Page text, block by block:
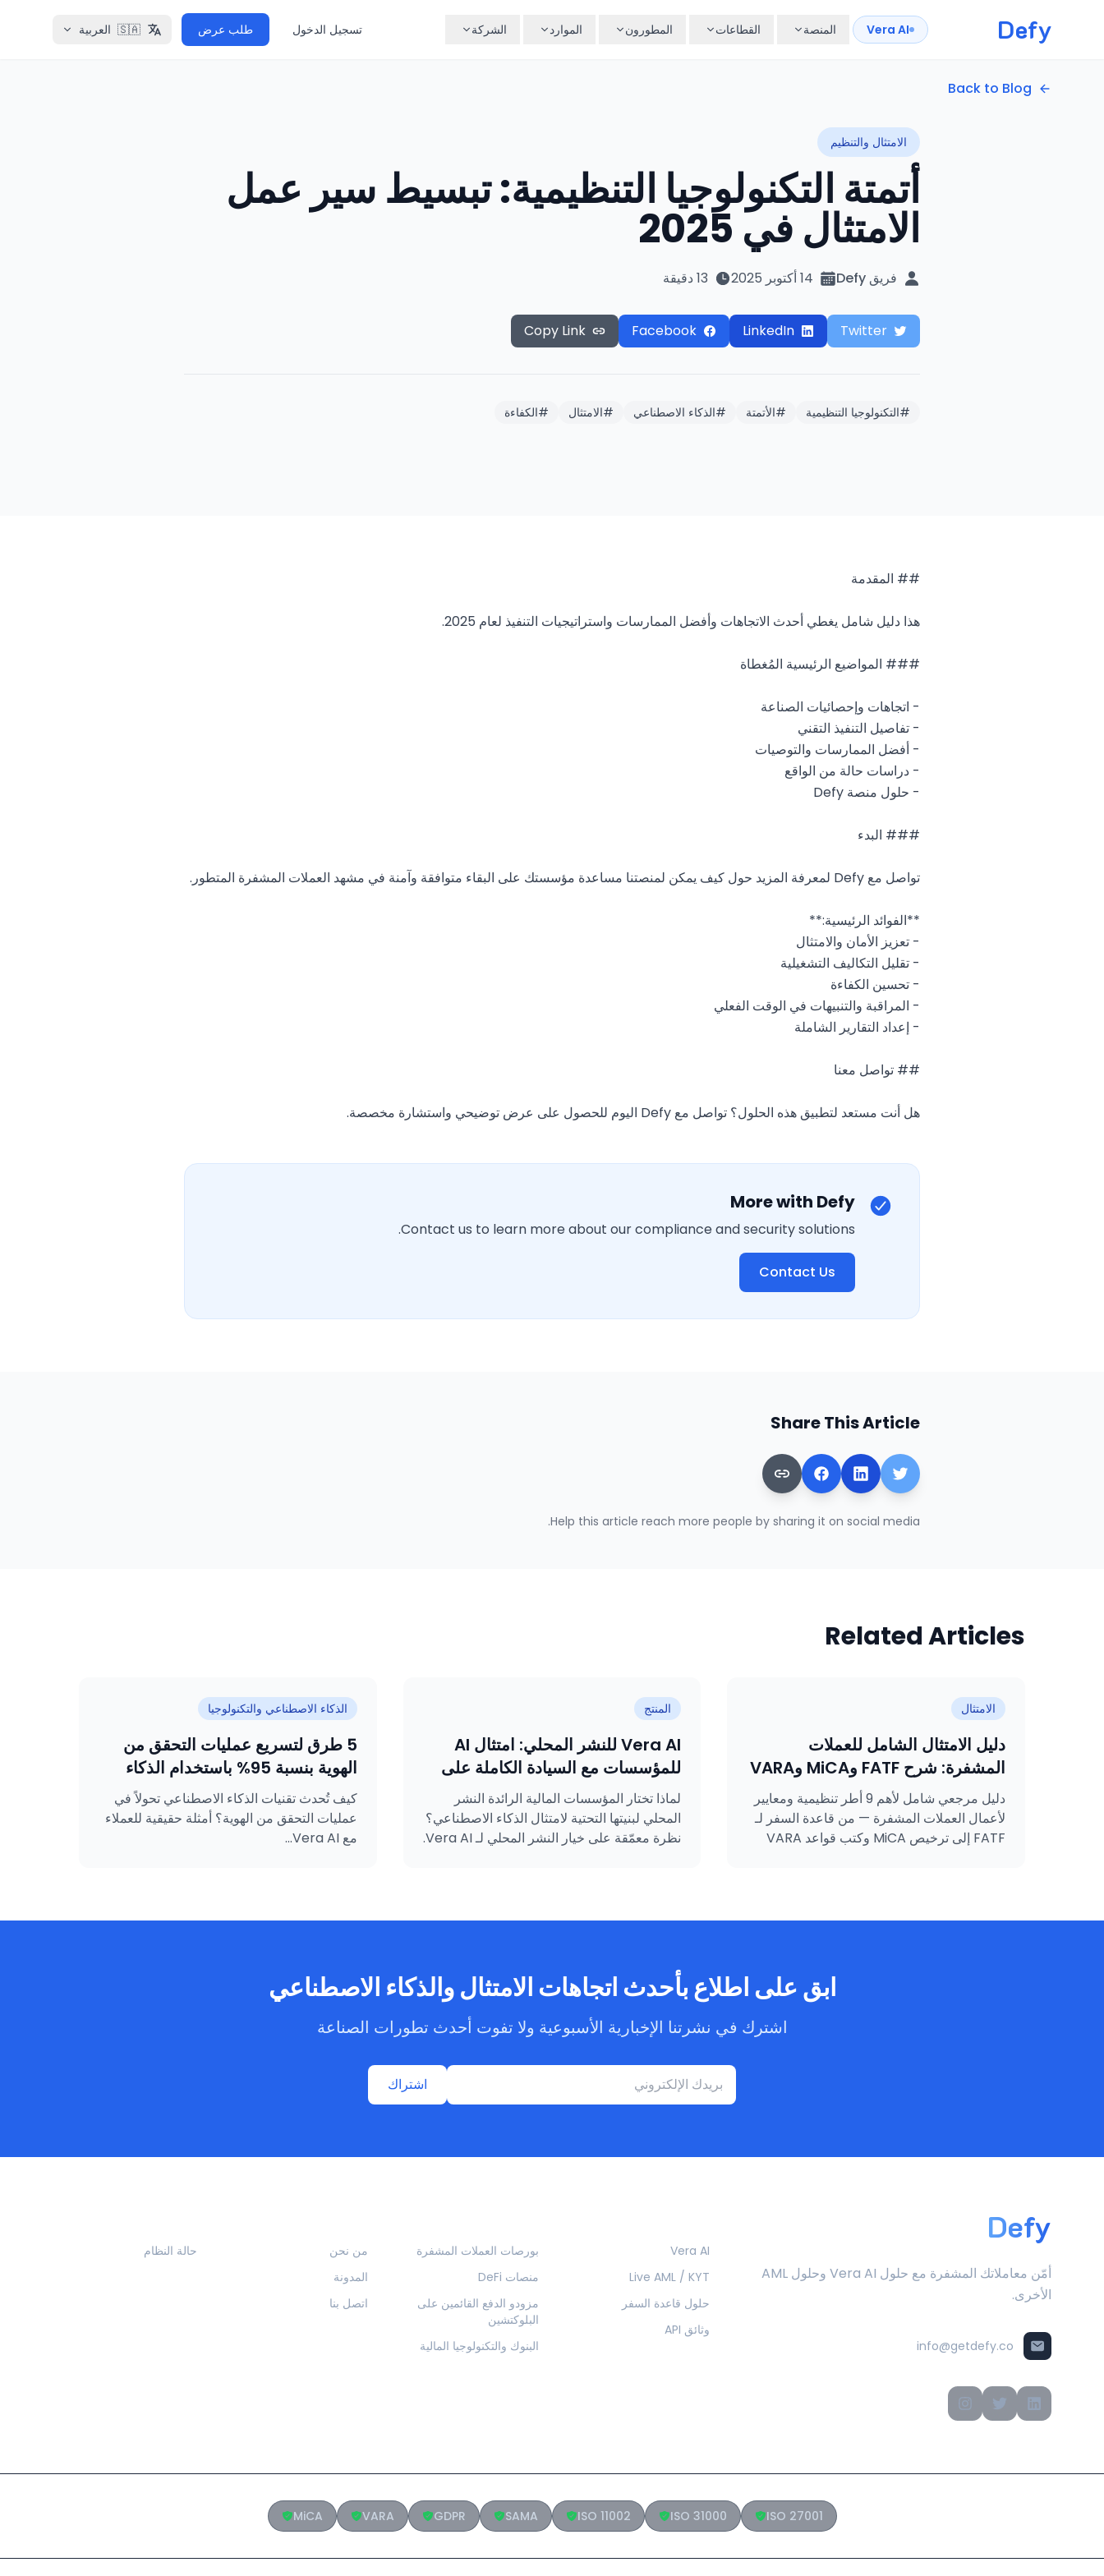
Defy
Vera AI المنصة القطاعات المطورون الموارد الشركة تسجيل الدخول طلب عرض 🇸🇦 العربية
Back to Blog
الامتثال والتنظيم
أتمتة التكنولوجيا التنظيمية: تبسيط سير عمل
الامتثال في 2025
فريق Defy 14 أكتوبر 2025 13 دقيقة
Twitter
LinkedIn
Facebook
Copy Link
#التكنولوجيا التنظيمية #الأتمتة #الذكاء الاصطناعي #الامتثال #الكفاءة
هل أنت مستعد لتطبيق هذه الحلول؟ تواصل مع Defy اليوم للحصول على عرض توضيحي واستشارة مخصصة.
More with Defy
Contact us to learn more about our compliance and security solutions.
Contact Us
Share This Article
Help this article reach more people by sharing it on social media.
Related Articles
الامتثال
دليل الامتثال الشامل للعملات
المشفرة: شرح FATF وMiCA وVARA
وSAMA وMASAK وGDPR وKVKK
وISO 27001 وISO 31000
دليل مرجعي شامل لأهم 9 أطر تنظيمية ومعايير
لأعمال العملات المشفرة — من قاعدة السفر لـ
FATF إلى ترخيص MiCA وكتب قواعد VARA
المنتج
Vera AI للنشر المحلي: امتثال AI
للمؤسسات مع السيادة الكاملة على
البيانات
لماذا تختار المؤسسات المالية الرائدة النشر
المحلي لبنيتها التحتية لامتثال الذكاء الاصطناعي؟
نظرة معمّقة على خيار النشر المحلي لـ Vera AI.
الذكاء الاصطناعي والتكنولوجيا
5 طرق لتسريع عمليات التحقق من
الهوية بنسبة 95% باستخدام الذكاء
الاصطناعي
كيف تُحدث تقنيات الذكاء الاصطناعي تحولاً في
عمليات التحقق من الهوية؟ أمثلة حقيقية للعملاء
مع Vera AI...
ابق على اطلاع بأحدث اتجاهات الامتثال والذكاء الاصطناعي
اشترك في نشرتنا الإخبارية الأسبوعية ولا تفوت أحدث تطورات الصناعة
اشتراك
Defy
أمّن معاملاتك المشفرة مع حلول Vera AI وحلول AML
الأخرى.
info@getdefy.co
Vera AI
Live AML / KYT
حلول قاعدة السفر
وثائق API
بورصات العملات المشفرة
منصات DeFi
مزودو الدفع القائمين على
البلوكتشين
البنوك والتكنولوجيا المالية
من نحن
المدونة
اتصل بنا
حالة النظام
ISO 27001
ISO 31000
ISO 11002
SAMA
GDPR
VARA
MiCA